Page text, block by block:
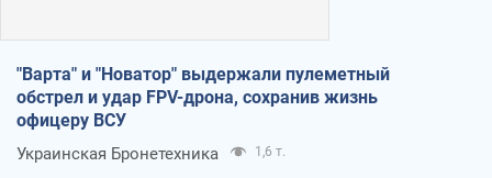
"Варта" и "Новатор" выдержали пулеметный
обстрел и удар FPV-дрона, сохранив жизнь
офицеру ВСУ
Украинская Бронетехника 1,6 т.